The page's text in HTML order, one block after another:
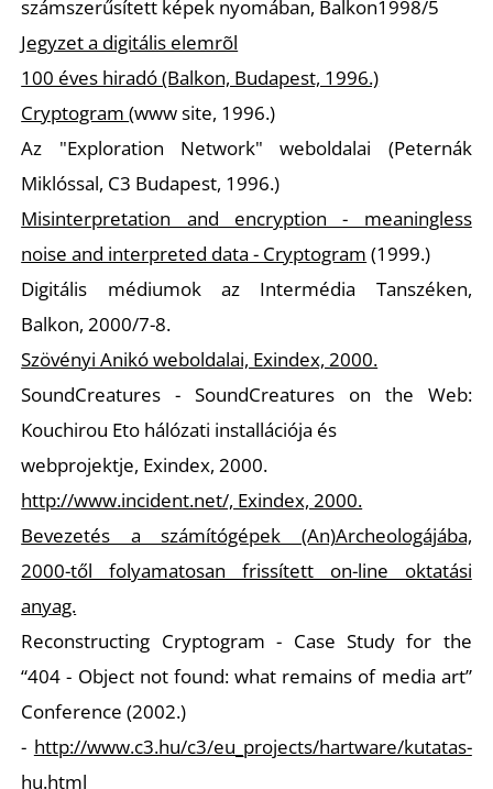
számszerűsített képek nyomában, Balkon1998/5
Jegyzet a digitális elemrõl
100 éves hiradó (Balkon, Budapest, 1996.)
Cryptogram(www site, 1996.)
Az "Exploration Network" weboldalai (Peternák
Miklóssal, C3 Budapest, 1996.)
Misinterpretation and encryption - meaningless
noise and interpreted data - Cryptogram (1999.)
Digitális médiumok az Intermédia Tanszéken,
Balkon, 2000/7-8.
Szövényi Anikó weboldalai, Exindex, 2000.
SoundCreatures - SoundCreatures on the Web:
Kouchirou Eto hálózati installációja és
webprojektje, Exindex, 2000.
http://www.incident.net/, Exindex, 2000.
Bevezetés a számítógépek (An)Archeologájába,
2000-től folyamatosan frissített on-line oktatási
anyag.
Reconstructing Cryptogram - Case Study for the
“404 - Object not found: what remains of media art”
Conference (2002.)
- http://www.c3.hu/c3/eu_projects/hartware/kutatas-
hu.html